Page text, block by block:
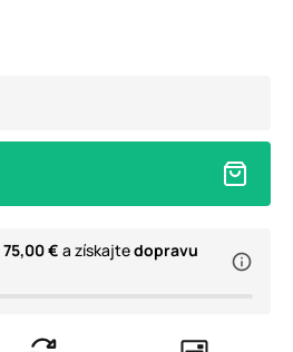
75,00 € a získajtedopravu